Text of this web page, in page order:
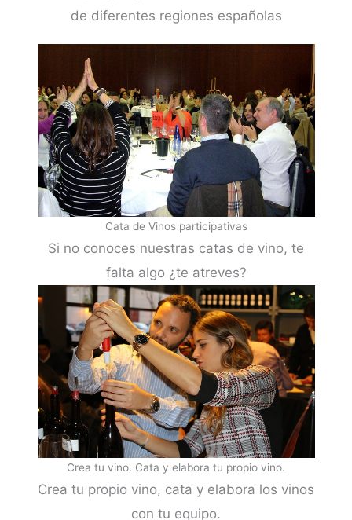
de diferentes regiones españolas
Cata de Vinos participativas
Si no conoces nuestras catas de vino, te
falta algo ¿te atreves?
Crea tu vino. Cata y elabora tu propio vino.
Crea tu propio vino, cata y elabora los vinos
con tu equipo.